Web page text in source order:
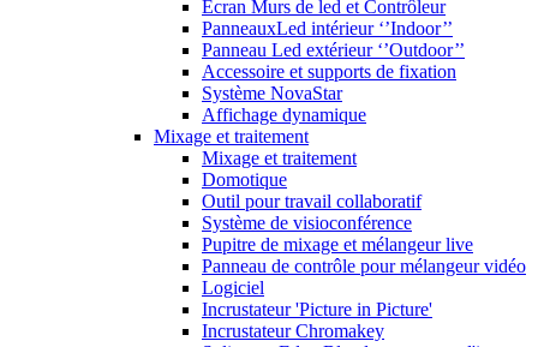
Ecran Murs de led et Contrôleur
PanneauxLed intérieur ‘’Indoor’’
Panneau Led extérieur ‘’Outdoor’’
Accessoire et supports de fixation
Système NovaStar
Affichage dynamique
Mixage et traitement
Mixage et traitement
Domotique
Outil pour travail collaboratif
Système de visioconférence
Pupitre de mixage et mélangeur live
Panneau de contrôle pour mélangeur vidéo
Logiciel
Incrustateur 'Picture in Picture'
Incrustateur Chromakey